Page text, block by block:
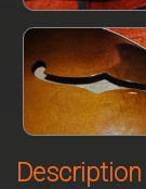
Description